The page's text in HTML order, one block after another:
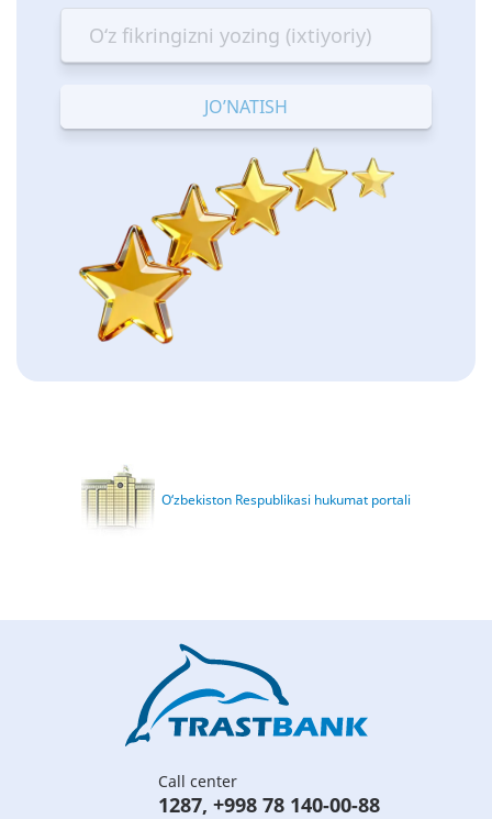
star
Terrible
stars
—
Bad
stars
—
OK
stars
—
Good
stars
—
Excellent
O‘zbekiston Respublikasi hukumat portali
Call center
1287, +998 78 140-00-88